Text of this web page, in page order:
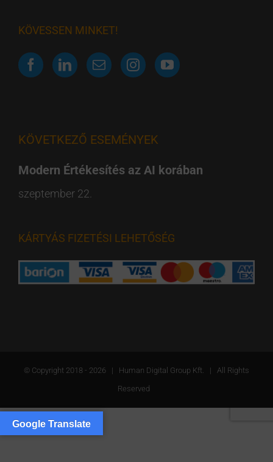
KÖVESSEN MINKET!
KÖVETKEZŐ ESEMÉNYEK
Modern Értékesítés az AI korában
szeptember 22.
KÁRTYÁS FIZETÉSI LEHETŐSÉG
© Copyright 2018 - 2026 | Human Digital Group Kft. | All Rights
Reserved
Google Translate